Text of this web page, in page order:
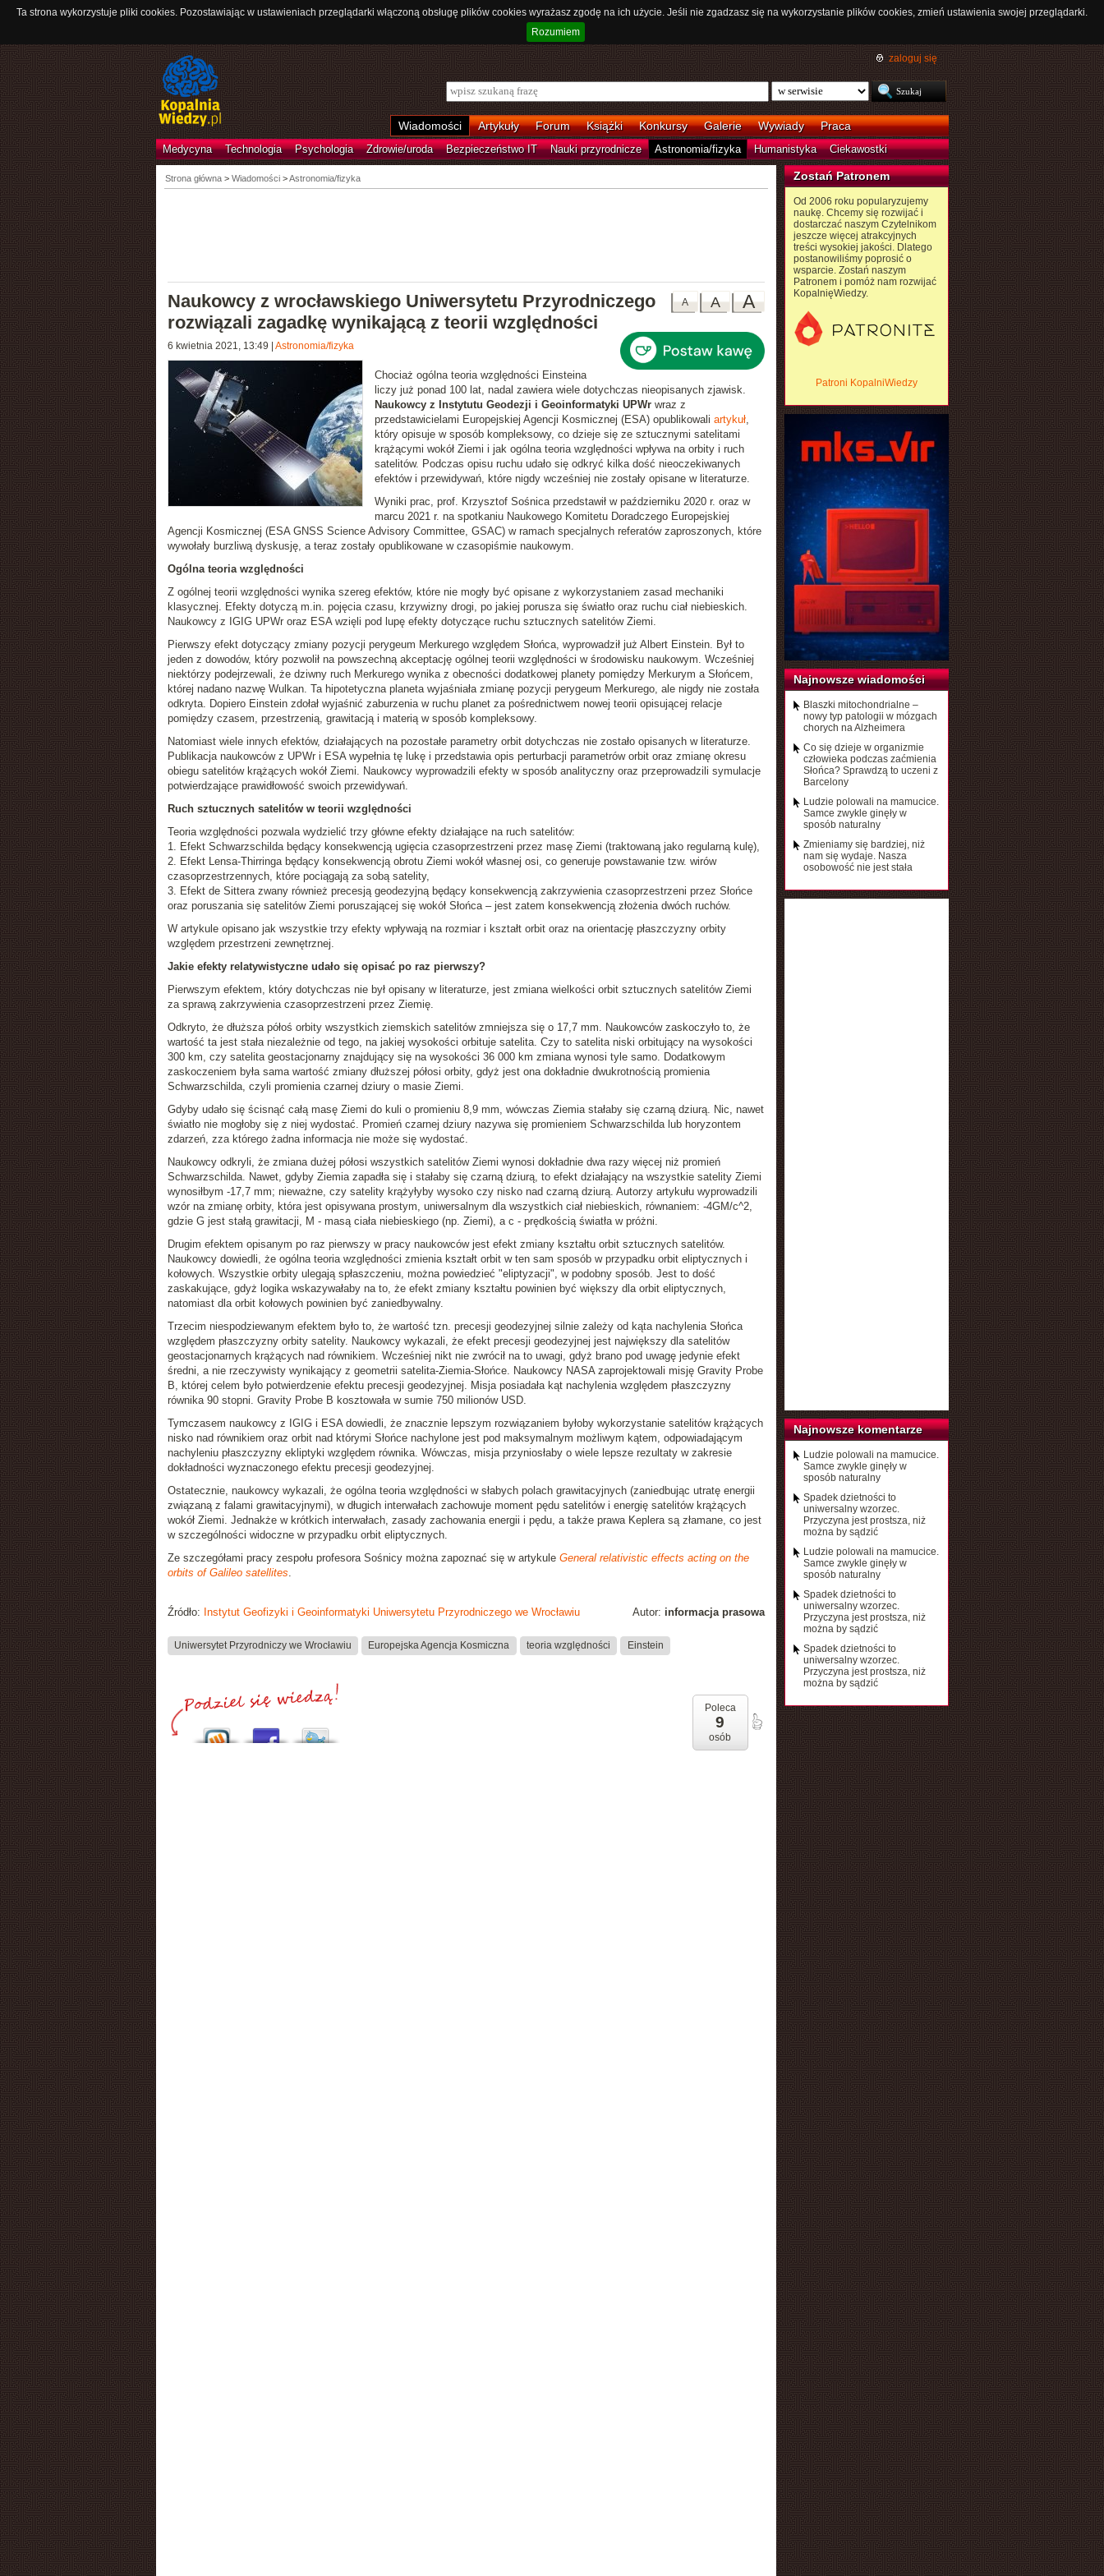
Ta strona wykorzystuje pliki cookies. Pozostawiając w ustawieniach przeglądarki włączoną obsługę plików cookies wyrażasz zgodę na ich użycie. Jeśli nie zgadzasz się na wykorzystanie plików cookies, zmień ustawienia swojej przeglądarki.
Rozumiem
zaloguj się
Wiadomości Artykuły Forum Książki Konkursy Galerie Wywiady Praca
Medycyna Technologia Psychologia Zdrowie/uroda Bezpieczeństwo IT Nauki przyrodnicze Astronomia/fizyka Humanistyka Ciekawostki
Strona główna> Wiadomości >Astronomia/fizyka
A
A
A
Naukowcy z wrocławskiego Uniwersytetu Przyrodniczego
rozwiązali zagadkę wynikającą z teorii względności
6 kwietnia 2021, 13:49 Astronomia/fizyka
Chociaż ogólna teoria względności Einsteina
liczy już ponad 100 lat, nadal zawiera wiele dotychczas nieopisanych zjawisk.
Naukowcy z Instytutu Geodezji i Geoinformatyki UPWrwraz z
przedstawicielami Europejskiej Agencji Kosmicznej (ESA) opublikowali artykuł,
który opisuje w sposób kompleksowy, co dzieje się ze sztucznymi satelitami
krążącymi wokół Ziemi i jak ogólna teoria względności wpływa na orbity i ruch
satelitów. Podczas opisu ruchu udało się odkryć kilka dość nieoczekiwanych
efektów i przewidywań, które nigdy wcześniej nie zostały opisane w literaturze.
Wyniki prac, prof. Krzysztof Sośnica przedstawił w październiku 2020 r. oraz w
marcu 2021 r. na spotkaniu Naukowego Komitetu Doradczego Europejskiej
Agencji Kosmicznej (ESA GNSS Science Advisory Committee, GSAC) w ramach specjalnych referatów zaproszonych, które
wywołały burzliwą dyskusję, a teraz zostały opublikowane w czasopiśmie naukowym.
Ogólna teoria względności
Z ogólnej teorii względności wynika szereg efektów, które nie mogły być opisane z wykorzystaniem zasad mechaniki
klasycznej. Efekty dotyczą m.in. pojęcia czasu, krzywizny drogi, po jakiej porusza się światło oraz ruchu ciał niebieskich.
Naukowcy z IGIG UPWr oraz ESA wzięli pod lupę efekty dotyczące ruchu sztucznych satelitów Ziemi.
Pierwszy efekt dotyczący zmiany pozycji perygeum Merkurego względem Słońca, wyprowadził już Albert Einstein. Był to
jeden z dowodów, który pozwolił na powszechną akceptację ogólnej teorii względności w środowisku naukowym. Wcześniej
niektórzy podejrzewali, że dziwny ruch Merkurego wynika z obecności dodatkowej planety pomiędzy Merkurym a Słońcem,
której nadano nazwę Wulkan. Ta hipotetyczna planeta wyjaśniała zmianę pozycji perygeum Merkurego, ale nigdy nie została
odkryta. Dopiero Einstein zdołał wyjaśnić zaburzenia w ruchu planet za pośrednictwem nowej teorii opisującej relacje
pomiędzy czasem, przestrzenią, grawitacją i materią w sposób kompleksowy.
Natomiast wiele innych efektów, działających na pozostałe parametry orbit dotychczas nie zostało opisanych w literaturze.
Publikacja naukowców z UPWr i ESA wypełnia tę lukę i przedstawia opis perturbacji parametrów orbit oraz zmianę okresu
obiegu satelitów krążących wokół Ziemi. Naukowcy wyprowadzili efekty w sposób analityczny oraz przeprowadzili symulacje
potwierdzające prawidłowość swoich przewidywań.
Ruch sztucznych satelitów w teorii względności
Teoria względności pozwala wydzielić trzy główne efekty działające na ruch satelitów:
1. Efekt Schwarzschilda będący konsekwencją ugięcia czasoprzestrzeni przez masę Ziemi (traktowaną jako regularną kulę),
2. Efekt Lensa-Thirringa będący konsekwencją obrotu Ziemi wokół własnej osi, co generuje powstawanie tzw. wirów
czasoprzestrzennych, które pociągają za sobą satelity,
3. Efekt de Sittera zwany również precesją geodezyjną będący konsekwencją zakrzywienia czasoprzestrzeni przez Słońce
oraz poruszania się satelitów Ziemi poruszającej się wokół Słońca – jest zatem konsekwencją złożenia dwóch ruchów.
W artykule opisano jak wszystkie trzy efekty wpływają na rozmiar i kształt orbit oraz na orientację płaszczyzny orbity
względem przestrzeni zewnętrznej.
Jakie efekty relatywistyczne udało się opisać po raz pierwszy?
Pierwszym efektem, który dotychczas nie był opisany w literaturze, jest zmiana wielkości orbit sztucznych satelitów Ziemi
za sprawą zakrzywienia czasoprzestrzeni przez Ziemię.
Odkryto, że dłuższa półoś orbity wszystkich ziemskich satelitów zmniejsza się o 17,7 mm. Naukowców zaskoczyło to, że
wartość ta jest stała niezależnie od tego, na jakiej wysokości orbituje satelita. Czy to satelita niski orbitujący na wysokości
300 km, czy satelita geostacjonarny znajdujący się na wysokości 36 000 km zmiana wynosi tyle samo. Dodatkowym
zaskoczeniem była sama wartość zmiany dłuższej półosi orbity, gdyż jest ona dokładnie dwukrotnością promienia
Schwarzschilda, czyli promienia czarnej dziury o masie Ziemi.
Gdyby udało się ścisnąć całą masę Ziemi do kuli o promieniu 8,9 mm, wówczas Ziemia stałaby się czarną dziurą. Nic, nawet
światło nie mogłoby się z niej wydostać. Promień czarnej dziury nazywa się promieniem Schwarzschilda lub horyzontem
zdarzeń, zza którego żadna informacja nie może się wydostać.
Naukowcy odkryli, że zmiana dużej półosi wszystkich satelitów Ziemi wynosi dokładnie dwa razy więcej niż promień
Schwarzschilda. Nawet, gdyby Ziemia zapadła się i stałaby się czarną dziurą, to efekt działający na wszystkie satelity Ziemi
wynosiłbym -17,7 mm; nieważne, czy satelity krążyłyby wysoko czy nisko nad czarną dziurą. Autorzy artykułu wyprowadzili
wzór na zmianę orbity, która jest opisywana prostym, uniwersalnym dla wszystkich ciał niebieskich, równaniem: -4GM/c^2,
gdzie G jest stałą grawitacji, M - masą ciała niebieskiego (np. Ziemi), a c - prędkością światła w próżni.
Drugim efektem opisanym po raz pierwszy w pracy naukowców jest efekt zmiany kształtu orbit sztucznych satelitów.
Naukowcy dowiedli, że ogólna teoria względności zmienia kształt orbit w ten sam sposób w przypadku orbit eliptycznych i
kołowych. Wszystkie orbity ulegają spłaszczeniu, można powiedzieć "eliptyzacji", w podobny sposób. Jest to dość
zaskakujące, gdyż logika wskazywałaby na to, że efekt zmiany kształtu powinien być większy dla orbit eliptycznych,
natomiast dla orbit kołowych powinien być zaniedbywalny.
Trzecim niespodziewanym efektem było to, że wartość tzn. precesji geodezyjnej silnie zależy od kąta nachylenia Słońca
względem płaszczyzny orbity satelity. Naukowcy wykazali, że efekt precesji geodezyjnej jest największy dla satelitów
geostacjonarnych krążących nad równikiem. Wcześniej nikt nie zwrócił na to uwagi, gdyż brano pod uwagę jedynie efekt
średni, a nie rzeczywisty wynikający z geometrii satelita-Ziemia-Słońce. Naukowcy NASA zaprojektowali misję Gravity Probe
B, której celem było potwierdzenie efektu precesji geodezyjnej. Misja posiadała kąt nachylenia względem płaszczyzny
równika 90 stopni. Gravity Probe B kosztowała w sumie 750 milionów USD.
Tymczasem naukowcy z IGIG i ESA dowiedli, że znacznie lepszym rozwiązaniem byłoby wykorzystanie satelitów krążących
nisko nad równikiem oraz orbit nad którymi Słońce nachylone jest pod maksymalnym możliwym kątem, odpowiadającym
nachyleniu płaszczyzny ekliptyki względem równika. Wówczas, misja przyniosłaby o wiele lepsze rezultaty w zakresie
dokładności wyznaczonego efektu precesji geodezyjnej.
Ostatecznie, naukowcy wykazali, że ogólna teoria względności w słabych polach grawitacyjnych (zaniedbując utratę energii
związaną z falami grawitacyjnymi), w długich interwałach zachowuje moment pędu satelitów i energię satelitów krążących
wokół Ziemi. Jednakże w krótkich interwałach, zasady zachowania energii i pędu, a także prawa Keplera są złamane, co jest
w szczególności widoczne w przypadku orbit eliptycznych.
Ze szczegółami pracy zespołu profesora Sośnicy można zapoznać się w artykule General relativistic effects acting on the
orbits of Galileo satellites.
Autor: informacja prasowa
Źródło: Instytut Geofizyki i Geoinformatyki Uniwersytetu Przyrodniczego we Wrocławiu
Uniwersytet Przyrodniczy we Wrocławiu Europejska Agencja Kosmiczna teoria względności Einstein
Poleca
9
osób
Zostań Patronem
Od 2006 roku popularyzujemy
naukę. Chcemy się rozwijać i
dostarczać naszym Czytelnikom
jeszcze więcej atrakcyjnych
treści wysokiej jakości. Dlatego
postanowiliśmy poprosić o
wsparcie. Zostań naszym
Patronem i pomóż nam rozwijać
KopalnięWiedzy.
Patroni KopalniWiedzy
Najnowsze wiadomości
Blaszki mitochondrialne –
nowy typ patologii w mózgach
chorych na Alzheimera
Co się dzieje w organizmie
człowieka podczas zaćmienia
Słońca? Sprawdzą to uczeni z
Barcelony
Ludzie polowali na mamucice.
Samce zwykle ginęły w
sposób naturalny
Zmieniamy się bardziej, niż
nam się wydaje. Nasza
osobowość nie jest stała
Najnowsze komentarze
Ludzie polowali na mamucice.
Samce zwykle ginęły w
sposób naturalny
Spadek dzietności to
uniwersalny wzorzec.
Przyczyna jest prostsza, niż
można by sądzić
Ludzie polowali na mamucice.
Samce zwykle ginęły w
sposób naturalny
Spadek dzietności to
uniwersalny wzorzec.
Przyczyna jest prostsza, niż
można by sądzić
Spadek dzietności to
uniwersalny wzorzec.
Przyczyna jest prostsza, niż
można by sądzić